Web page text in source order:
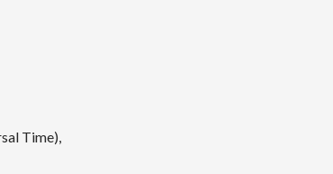
Time),